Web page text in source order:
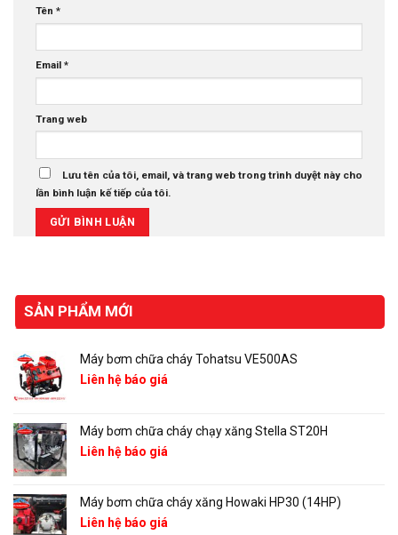
Tên *
Email *
Trang web
Lưu tên của tôi, email, và trang web trong trình duyệt này cho
lần bình luận kế tiếp của tôi.
SẢN PHẨM MỚI
Máy bơm chữa cháy Tohatsu VE500AS
Liên hệ báo giá
Máy bơm chữa cháy chạy xăng Stella ST20H
Liên hệ báo giá
Máy bơm chữa cháy xăng Howaki HP30 (14HP)
Liên hệ báo giá